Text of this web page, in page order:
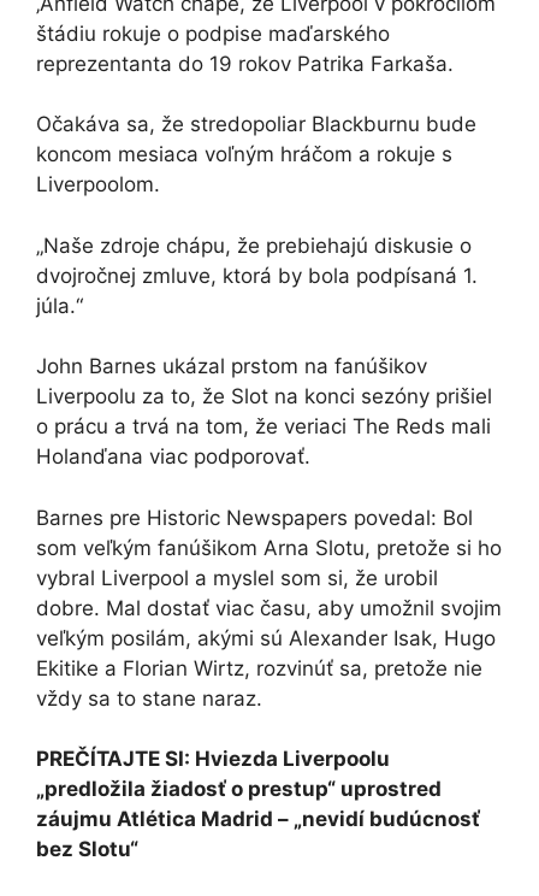
štádiu rokuje o podpise maďarského
reprezentanta do 19 rokov Patrika Farkaša.
Očakáva sa, že stredopoliar Blackburnu bude
koncom mesiaca voľným hráčom a rokuje s
Liverpoolom.
„Naše zdroje chápu, že prebiehajú diskusie o
dvojročnej zmluve, ktorá by bola podpísaná 1.
júla.“
John Barnes ukázal prstom na fanúšikov
Liverpoolu za to, že Slot na konci sezóny prišiel
o prácu a trvá na tom, že veriaci The Reds mali
Holanďana viac podporovať.
Barnes pre Historic Newspapers povedal: Bol
som veľkým fanúšikom Arna Slotu, pretože si ho
vybral Liverpool a myslel som si, že urobil
dobre. Mal dostať viac času, aby umožnil svojim
veľkým posilám, akými sú Alexander Isak, Hugo
Ekitike a Florian Wirtz, rozvinúť sa, pretože nie
vždy sa to stane naraz.
PREČÍTAJTE SI: Hviezda Liverpoolu
„predložila žiadosť o prestup“ uprostred
záujmu Atlética Madrid – „nevidí budúcnosť
bez Slotu“